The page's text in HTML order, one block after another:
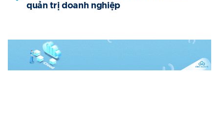
quản trị doanh nghiệp